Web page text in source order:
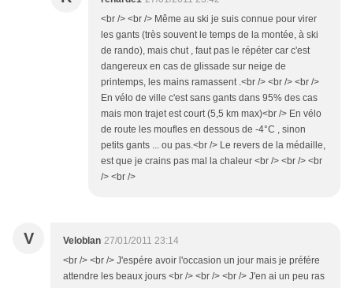
<br /> <br /> Même au ski je suis connue pour virer
les gants (très souvent le temps de la montée, à ski
de rando), mais chut , faut pas le répéter car c'est
dangereux en cas de glissade sur neige de
printemps, les mains ramassent .<br /> <br /> <br />
En vélo de ville c'est sans gants dans 95% des cas
mais mon trajet est court (5,5 km max)<br /> En vélo
de route les moufles en dessous de -4°C , sinon
petits gants ... ou pas.<br /> Le revers de la médaille,
est que je crains pas mal la chaleur <br /> <br /> <br
/> <br />
V Veloblan 27/01/2011 23:14
<br /> <br /> J'espére avoir l'occasion un jour mais je préfére
attendre les beaux jours <br /> <br /> <br /> J'en ai un peu ras